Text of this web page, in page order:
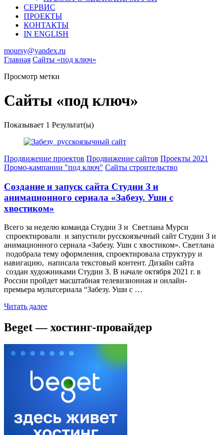
СЕРВИС
ПРОЕКТЫ
КОНТАКТЫ
IN ENGLISH
moursy@yandex.ru
Главная Сайты «под ключ»
Просмотр метки
Сайты «под ключ»
Показывает 1 Результат(ы)
Продвижение проектов Продвижение сайтов Проекты 2021
Промо-кампании "под ключ" Сайты строительство
Создание и запуск сайта Студии З и
анимационного сериала «Забезу. Уши c
хвостиком»
Всего за неделю команда Студии З и Светлана Мурси
спроектировали и запустили русскоязычный сайт Студии З и
анимационного сериала «Забезу. Уши с хвостиком». Светлана
подобрала тему оформления, спроектировала структуру и
навигацию, написала текстовый контент. Дизайн сайта
создан художниками Студии З. В начале октября 2021 г. в
России пройдет масштабная телевизионная и онлайн-
премьера мультсериала “Забезу. Уши с …
Читать далее
Beget — хостинг-провайдер